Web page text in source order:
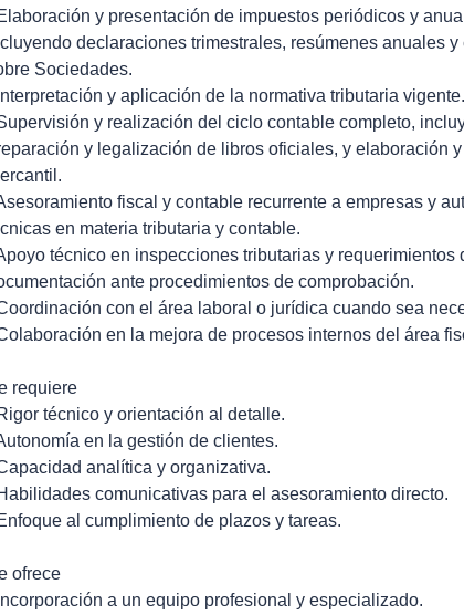
y presentación de impuestos periódicos y
declaraciones trimestrales, resúmenes anuales
Sociedades.
y aplicación de la normativa tributaria vigente.
y realización del ciclo contable completo,
y legalización de libros oficiales, y elaboración
fiscal y contable recurrente a empresas y
en materia tributaria y contable.
técnico en inspecciones tributarias y
ante procedimientos de comprobación.
con el área laboral o jurídica cuando sea
en la mejora de procesos internos del área
requiere
técnico y orientación al detalle.
en la gestión de clientes.
analítica y organizativa.
comunicativas para el asesoramiento directo.
al cumplimiento de plazos y tareas.
ofrece
a un equipo profesional y especializado.